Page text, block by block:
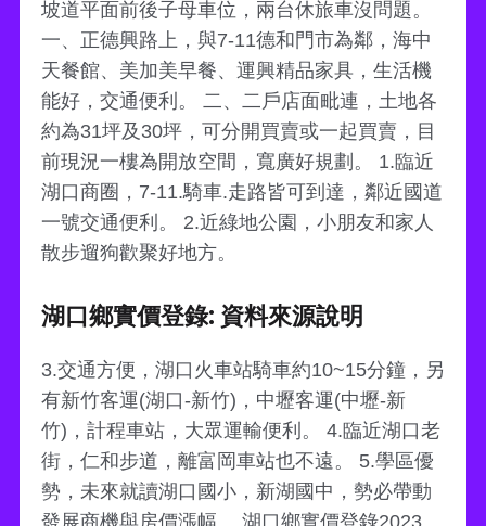
坡道平面前後子母車位，兩台休旅車沒問題。
一、正德興路上，與7-11德和門市為鄰，海中
天餐館、美加美早餐、運興精品家具，生活機
能好，交通便利。 二、二戶店面毗連，土地各
約為31坪及30坪，可分開買賣或一起買賣，目
前現況一樓為開放空間，寬廣好規劃。 1.臨近
湖口商圈，7-11.騎車.走路皆可到達，鄰近國道
一號交通便利。 2.近綠地公園，小朋友和家人
散步遛狗歡聚好地方。
湖口鄉實價登錄: 資料來源說明
3.交通方便，湖口火車站騎車約10~15分鐘，另
有新竹客運(湖口-新竹)，中壢客運(中壢-新
竹)，計程車站，大眾運輸便利。 4.臨近湖口老
街，仁和步道，離富岡車站也不遠。 5.學區優
勢，未來就讀湖口國小，新湖國中，勢必帶動